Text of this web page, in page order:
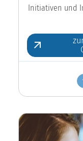
Initiativen und